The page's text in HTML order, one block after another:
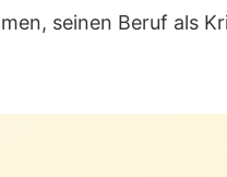
seinen Beruf als